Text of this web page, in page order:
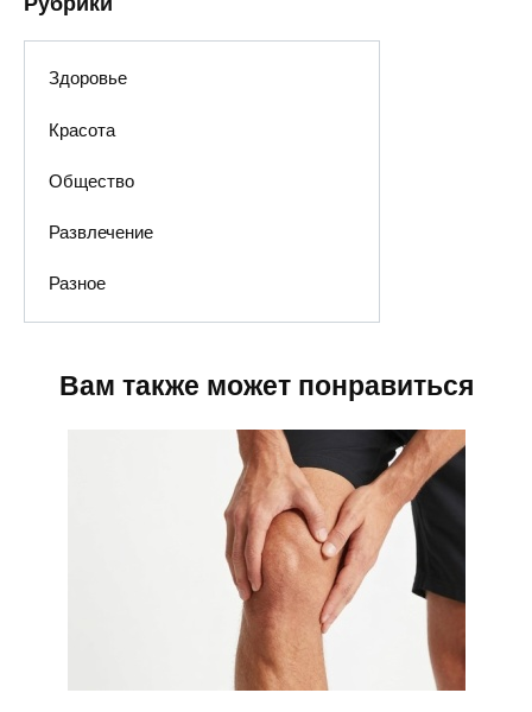
Здоровье
Красота
Общество
Развлечение
Разное
Вам также может понравиться